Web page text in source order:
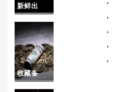
新鲜出
炉！股指
期货保证
金下调：
市场影响
收藏备